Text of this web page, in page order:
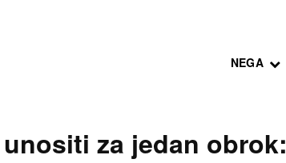
NEGA
za jedan obrok: